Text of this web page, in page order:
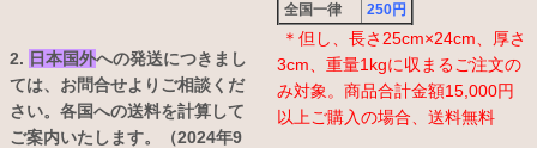
2. 日本国外への発送につきまし
ては、お問合せよりご相談くだ
さい。各国への送料を計算して
ご案内いたします。（2024年9
全国一律 250円
＊但し、長さ25cm×24cm、厚さ
3cm、重量1kgに収まるご注文の
み対象。商品合計金額15,000円
以上ご購入の場合、送料無料